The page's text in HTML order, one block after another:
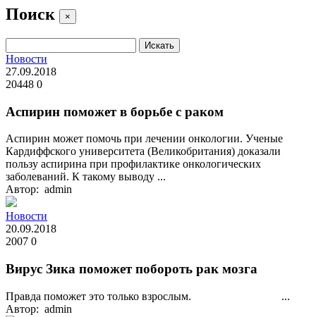
Поиск ×
Новости
27.09.2018
20448 0
Аспирин поможет в борьбе с раком
Аспирин может помочь при лечении онкологии. Ученые
Кардиффского университета (Великобритания) доказали
пользу аспирина при профилактике онкологических
заболеваний. К такому выводу ...
Автор: admin
Новости
20.09.2018
2007 0
Вирус Зика поможет побороть рак мозга
Правда поможет это только взрослым. ...
Автор: admin